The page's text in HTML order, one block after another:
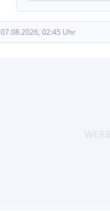
07.08.2026, 02:45 Uhr